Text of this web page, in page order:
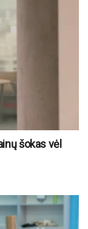
šokas vėl